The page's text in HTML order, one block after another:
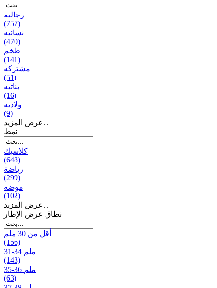
رجالیه
(757)
نسائیه
(470)
طخم
(141)
مشتركه
(51)
بناتیه
(16)
ولادیه
(9)
عرض المزيد...
نمط
كلاسيك
(648)
رياضة
(299)
موضه
(102)
عرض المزيد...
نطاق عرض الإطار
أقل من 30 ملم
(156)
31-34 ملم
(143)
35-36 ملم
(63)